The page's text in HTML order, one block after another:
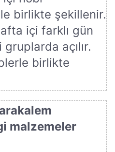
birlikte şekillenir.
içi farklı gün
açılır.
birlikte
malzemeler